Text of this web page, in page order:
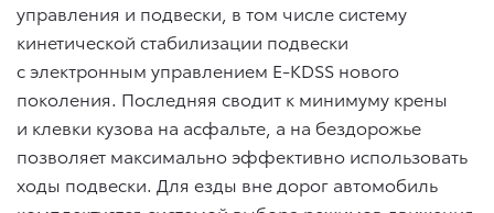
управления и подвески, в том числе систему
кинетической стабилизации подвески
с электронным управлением E-KDSS нового
поколения. Последняя сводит к минимуму крены
и клевки кузова на асфальте, а на бездорожье
позволяет максимально эффективно использовать
ходы подвески. Для езды вне дорог автомобиль